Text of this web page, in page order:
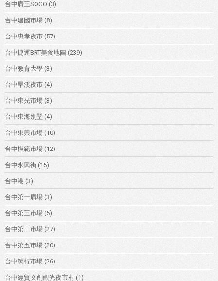
台中廣三SOGO (3)
台中建國市場 (8)
台中忠孝夜市 (57)
台中捷運BRT美食地圖 (239)
台中教育大學 (3)
台中旱溪夜市 (4)
台中東光市場 (3)
台中東海別墅 (4)
台中東興市場 (10)
台中模範市場 (12)
台中永興街 (15)
台中港 (3)
台中第一廣場 (3)
台中第三市場 (5)
台中第二市場 (27)
台中第五市場 (20)
台中篤行市場 (26)
台中經貿文創觀光夜市村 (1)